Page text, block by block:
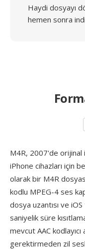
Haydi dosyayı
hemen sonra
M4R, 2007'de orijinal
iPhone cihazları için
olarak bir M4R
kodlu MPEG-4 ses
dosya uzantısı ve
saniyelik süre
mevcut AAC
gerektirmeden zil